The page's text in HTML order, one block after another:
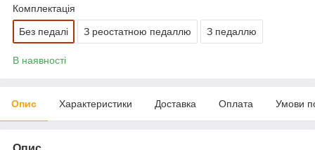
Комплектація
Без педалі З реостатною педаллю З педаллю
В наявності
Опис Характеристики Доставка Оплата Умови